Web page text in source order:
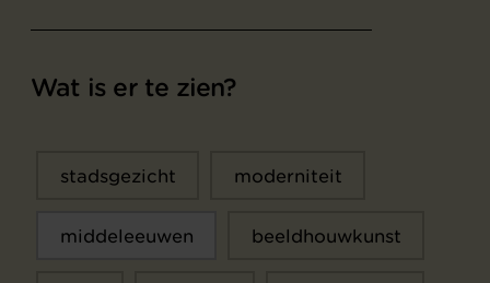
Wat is er te zien?
stadsgezicht moderniteit
middeleeuwen beeldhouwkunst